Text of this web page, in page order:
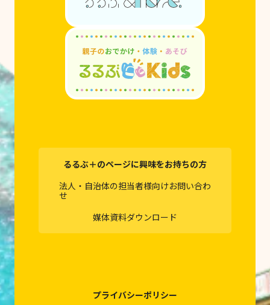
るるぶ＋のページに興味をお持ちの方
法人・自治体の担当者様向けお問い合わ
せ
媒体資料ダウンロード
プライバシーポリシー